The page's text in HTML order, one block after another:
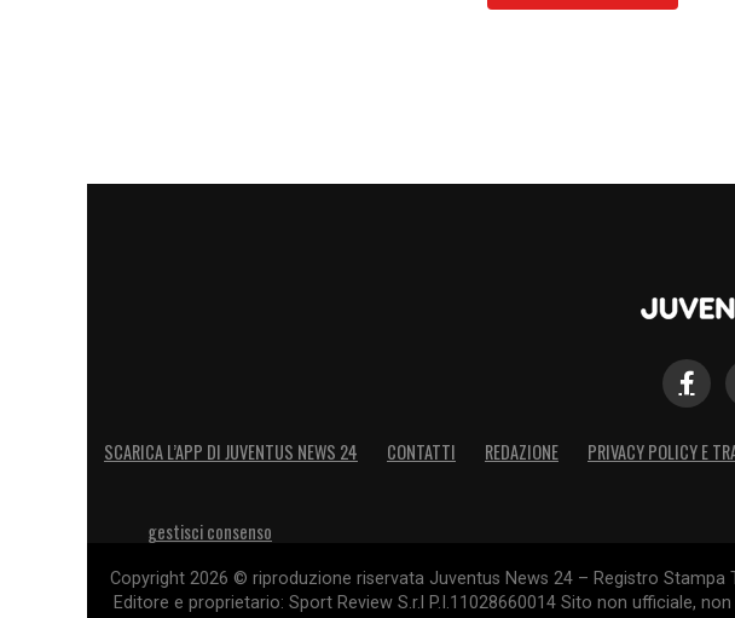
SCARICA L’APP DI JUVENTUS NEWS 24 CONTATTI REDAZIONE PRIVACY POLICY E
gestisci consenso
Copyright 2026 © riproduzione riservata Juventus News 24 – Registro
Editore e proprietario: Sport Review S.r.l P.I.11028660014 Sito non ufficiale,